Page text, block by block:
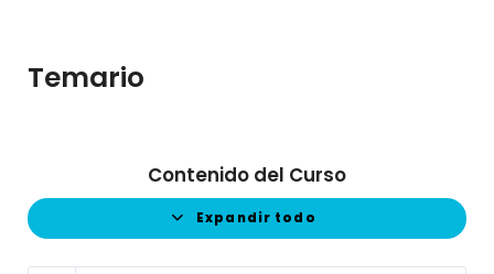
Temario
Contenido del Curso
Expandir todo